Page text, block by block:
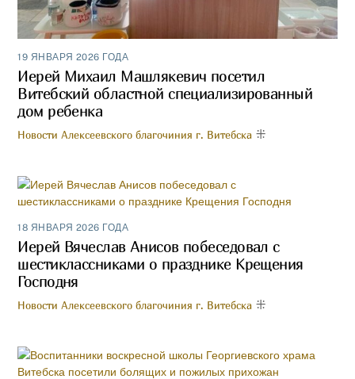
19 ЯНВАРЯ 2026 ГОДА
Иерей Михаил Машлякевич посетил
Витебский областной специализированный
дом ребенка
Новости Алексеевского благочиния г. Витебска
18 ЯНВАРЯ 2026 ГОДА
Иерей Вячеслав Анисов побеседовал с
шестиклассниками о празднике Крещения
Господня
Новости Алексеевского благочиния г. Витебска